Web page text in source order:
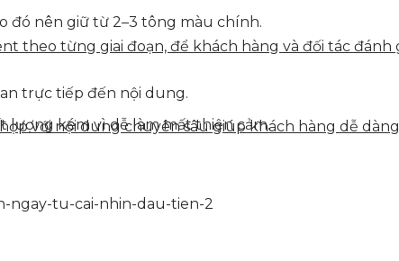
theo từng giai đoạn, để khách hàng và đối tác
với nội dung chuyên sâu giúp khách hàng dễ
đó nên giữ từ 2–3 tông màu chính.
trực tiếp đến nội dung.
lượng kém vì dễ làm mất thiện cảm.